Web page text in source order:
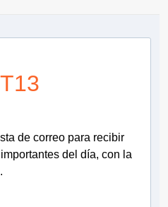
de correo para recibir
del día, con la